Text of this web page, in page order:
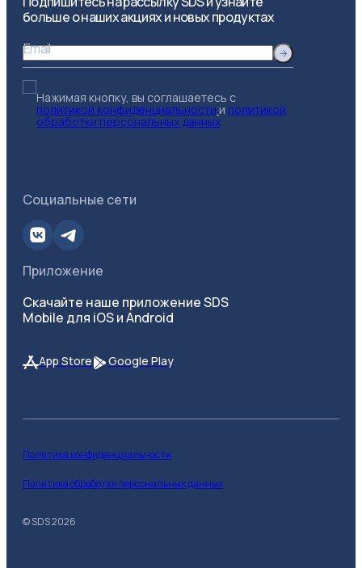
больше о наших акциях и новых продуктах
Email
Нажимая кнопку, вы соглашаетесь с
политикой конфиденциальности и политикой
обработки персональных данных
Социальные сети
Приложение
Скачайте наше приложение SDS
Mobile для iOS и Android
App Store Google Play
© SDS2026
Политика конфиденциальности
Политика обработки персональных данных